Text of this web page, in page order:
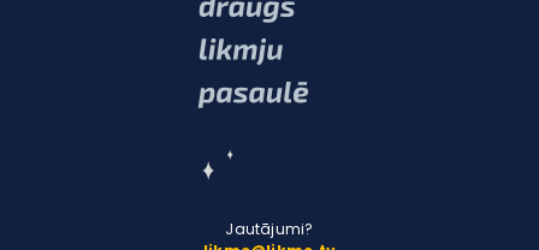
Jautājumi?